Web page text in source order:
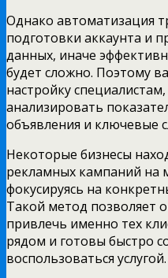
Однако автоматизация
подготовки аккаунта и
данных, иначе
будет сложно. Поэтому
настройку
анализировать
объявления и ключевые
Некоторые бизнесы
рекламных кампаний на
фокусируясь на
Такой метод позволяет
привлечь именно тех
рядом и готовы быстро
воспользоваться услугой.